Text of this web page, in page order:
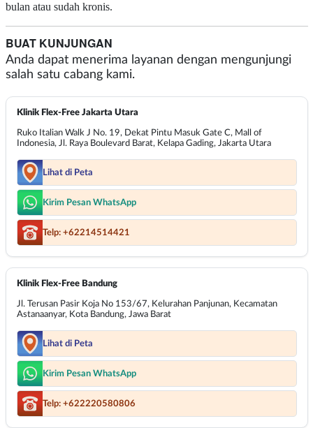
bulan atau sudah kronis.
BUAT KUNJUNGAN
Anda dapat menerima layanan dengan mengunjungi
salah satu cabang kami.
Klinik Flex-Free Jakarta Utara
Ruko Italian Walk J No. 19, Dekat Pintu Masuk Gate C, Mall of
Indonesia, Jl. Raya Boulevard Barat, Kelapa Gading, Jakarta Utara
Lihat di Peta
Kirim Pesan WhatsApp
Telp: +62214514421
Klinik Flex-Free Bandung
Jl. Terusan Pasir Koja No 153/67, Kelurahan Panjunan, Kecamatan
Astanaanyar, Kota Bandung, Jawa Barat
Lihat di Peta
Kirim Pesan WhatsApp
Telp: +622220580806